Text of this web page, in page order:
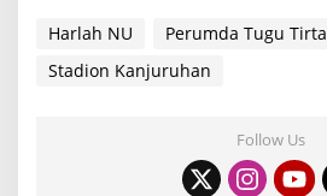
Harlah NU
Perumda Tugu Tirta
Stadion Kanjuruhan
Follow Us